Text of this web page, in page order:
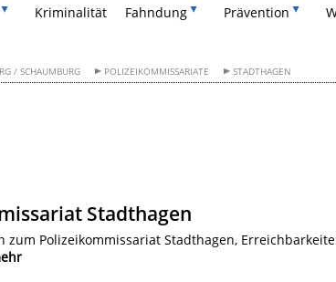
Kriminalität Fahndung Prävention
/ SCHAUMBURG POLIZEIKOMMISSARIATE STADTHAGEN
Stadthagen
zum Polizeikommissariat Stadthagen,